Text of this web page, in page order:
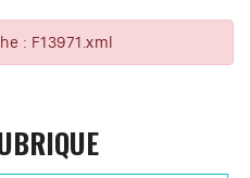
: F13971.xml